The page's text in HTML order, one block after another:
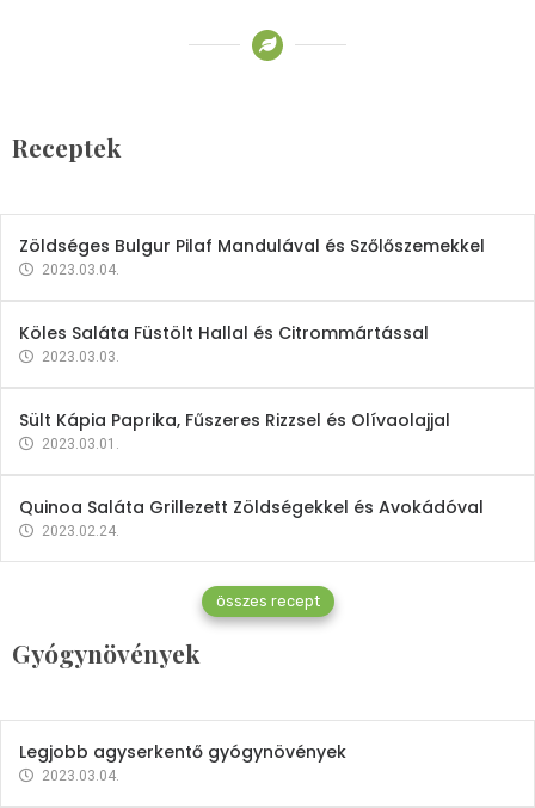
Receptek
2023.03.06.
Zöldséges Bulgur Pilaf Mandulával és Szőlőszemekkel
2023.03.04.
Köles Saláta Füstölt Hallal és Citrommártással
2023.03.03.
Sült Kápia Paprika, Fűszeres Rizzsel és Olívaolajjal
2023.03.01.
Quinoa Saláta Grillezett Zöldségekkel és Avokádóval
2023.02.24.
összes recept
Gyógynövények
Gyógynövények
Mindent a petrezselyemről
2023.12.21.
Legjobb agyserkentő gyógynövények
2023.03.04.